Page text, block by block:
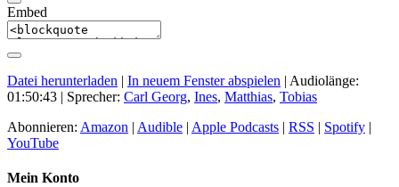
Embed
Datei herunterladen | In neuem Fenster abspielen | Audiolänge:
01:50:43 | Sprecher: Carl Georg, Ines, Matthias, Tobias
Abonnieren: Amazon | Audible | Apple Podcasts | RSS | Spotify |
YouTube
Mein Konto